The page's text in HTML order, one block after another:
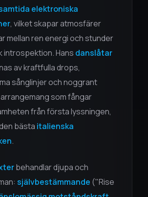
elektroniska
, vilket skapar atmosfärer
mellan ren energi och stunder
introspektion. Hans danslåtar
av kraftfulla drops,
sånglinjer och noggrant
som fångar
från första lyssningen,
bästa italienska
.
behandlar djupa och
självbestämmande ("Rise